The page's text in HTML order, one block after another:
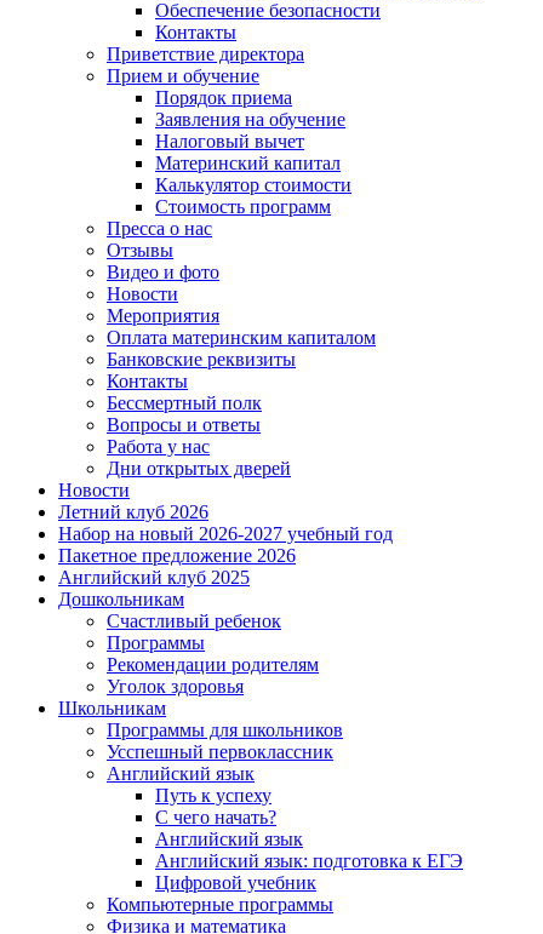
Обеспечение безопасности
Контакты
Приветствие директора
Прием и обучение
Порядок приема
Заявления на обучение
Налоговый вычет
Материнский капитал
Калькулятор стоимости
Стоимость программ
Пресса о нас
Отзывы
Видео и фото
Новости
Мероприятия
Оплата материнским капиталом
Банковские реквизиты
Контакты
Бессмертный полк
Вопросы и ответы
Работа у нас
Дни открытых дверей
Новости
Летний клуб 2026
Набор на новый 2026-2027 учебный год
Пакетное предложение 2026
Английский клуб 2025
Дошкольникам
Счастливый ребенок
Программы
Рекомендации родителям
Уголок здоровья
Школьникам
Программы для школьников
Усспешный первоклассник
Английский язык
Путь к успеху
С чего начать?
Английский язык
Английский язык: подготовка к ЕГЭ
Цифровой учебник
Компьютерные программы
Физика и математика